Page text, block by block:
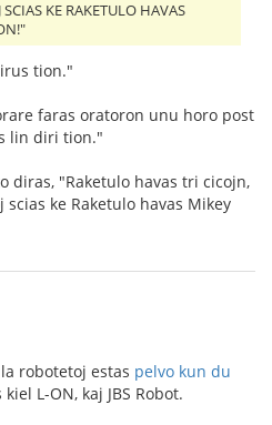
KE RAKETULO HAVAS
tion."
faras oratoron unu horo post
lin diri tion."
diras, "Raketulo havas tri cicojn,
ke Raketulo havas Mikey
robotetoj estas pelvo kun du
L-ON, kaj JBS Robot.